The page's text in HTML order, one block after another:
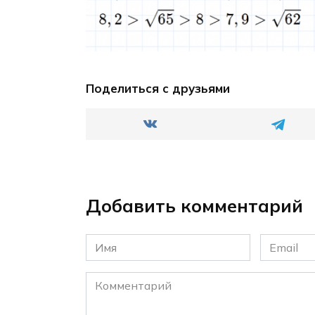
Поделиться с друзьями
Добавить комментарий
Имя
*
Email
*
Комментарий